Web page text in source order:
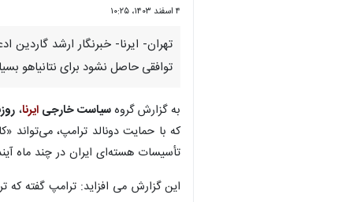
۴ اسفند ۱۴۰۳، ۱۰:۲۵